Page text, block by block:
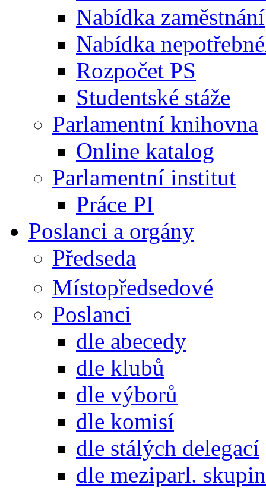
Nabídka zaměstnání
Nabídka
Rozpočet PS
Studentské stáže
Parlamentní knihovna
Online katalog
Parlamentní institut
Práce PI
Poslanci a orgány
Předseda
Místopředsedové
Poslanci
dle abecedy
dle klubů
dle výborů
dle komisí
dle stálých delegací
dle meziparl. skupin